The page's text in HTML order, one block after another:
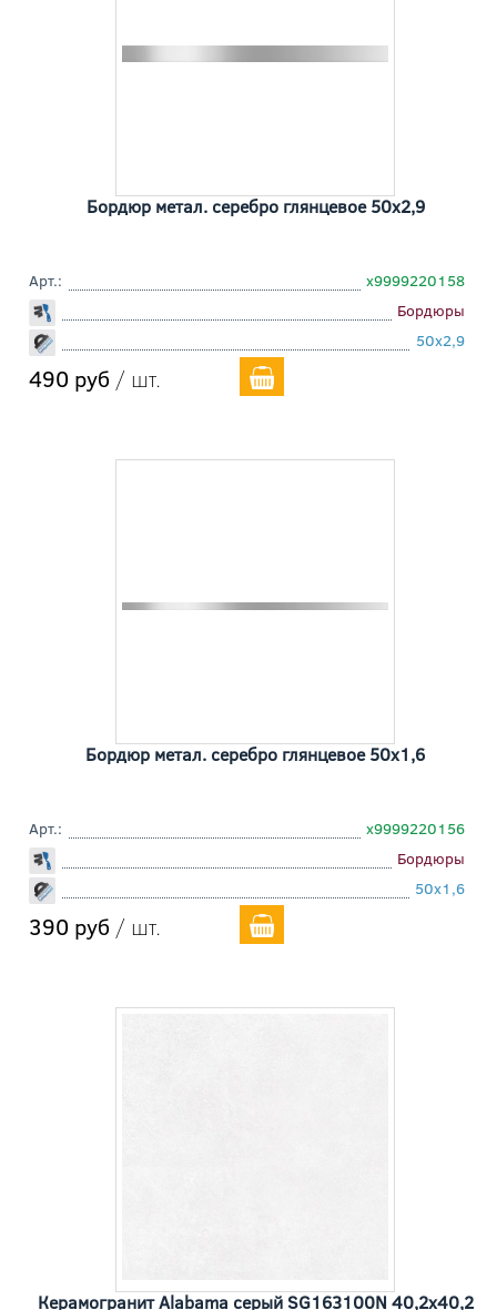
Бордюр метал. серебро глянцевое 50x2,9
Арт.:
х9999220158
Бордюры
50x2,9
490 руб / шт.
Бордюр метал. серебро глянцевое 50x1,6
Арт.:
х9999220156
Бордюры
50x1,6
390 руб / шт.
Керамогранит Alabama серый SG163100N 40,2x40,2